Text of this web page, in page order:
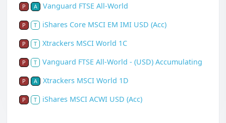
P A Vanguard FTSE All-World
P T iShares Core MSCI EM IMI USD (Acc)
P T Xtrackers MSCI World 1C
P T Vanguard FTSE All-World - (USD) Accumulating
P A Xtrackers MSCI World 1D
P T iShares MSCI ACWI USD (Acc)